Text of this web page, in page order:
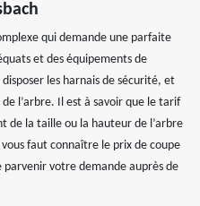
qui demande une parfaite
et des équipements de
les harnais de sécurité, et
l’arbre. Il est à savoir que le tarif
de la taille ou la hauteur de l’arbre
faut connaître le prix de coupe
parvenir votre demande auprès de